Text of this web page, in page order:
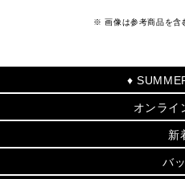
※ 画像は参考商品を含
♦
セールおす
▶ ウィ
バ
オンライ
PRODUCT OF THE
再値下げ
新
夏のス
バ